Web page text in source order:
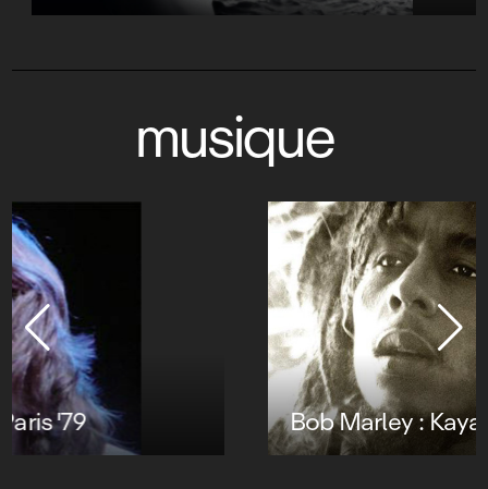
musique
Bob Marley : Kaya